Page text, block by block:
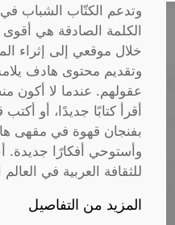
وتدعم الكتّاب الشباب في
الكلمة الصادقة هي
خلال موقعي إلى إثراء
وتقديم محتوى هادف
عقولهم. عندما لا أكون
أقرأ كتابًا جديدًا، أو
بفنجان قهوة في مقهى
وأستوحي أفكارًا جديدة.
للثقافة العربية في
المزيد من التفاصيل